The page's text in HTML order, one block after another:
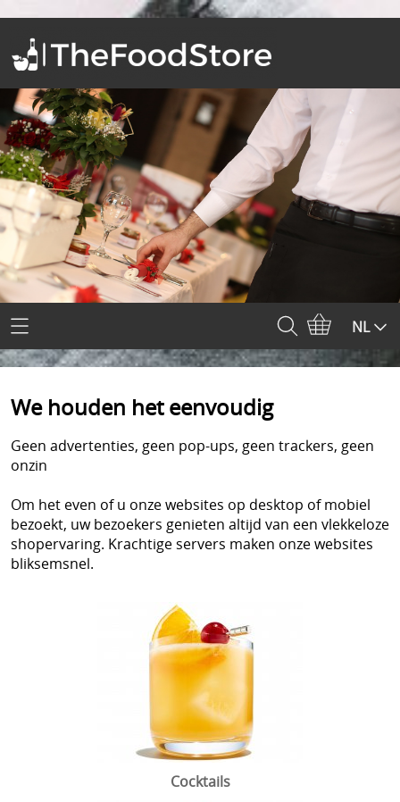
Home
Webshop
Cocktails
Fruit
Info
Contact
Mijn account
NL
We houden het eenvoudig
Geen advertenties, geen pop-ups, geen trackers, geen
onzin
Om het even of u onze websites op desktop of mobiel
bezoekt, uw bezoekers genieten altijd van een vlekkeloze
shopervaring. Krachtige servers maken onze websites
bliksemsnel.
Cocktails